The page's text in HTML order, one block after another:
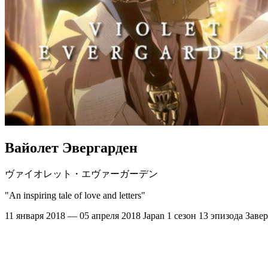
Вайолет Эвергарден
ヴァイオレット・エヴァーガーデン
"An inspiring tale of love and letters"
11 января 2018 — 05 апреля 2018 Japan 1 сезон 13 эпизода